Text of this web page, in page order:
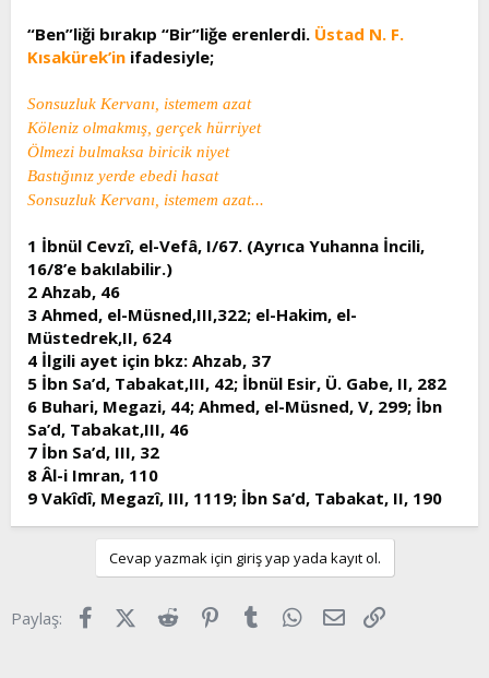
“Ben”liği bırakıp “Bir”liğe erenlerdi. Üstad N. F.
Kısakürek’in ifadesiyle;
Sonsuzluk Kervanı, istemem azat
Köleniz olmakmış, gerçek hürriyet
Ölmezi bulmaksa biricik niyet
Bastığınız yerde ebedi hasat
Sonsuzluk Kervanı, istemem azat...
1 İbnül Cevzî, el-Vefâ, I/67. (Ayrıca Yuhanna İncili,
16/8’e bakılabilir.)
2 Ahzab, 46
3 Ahmed, el-Müsned,III,322; el-Hakim, el-
Müstedrek,II, 624
4 İlgili ayet için bkz: Ahzab, 37
5 İbn Sa’d, Tabakat,III, 42; İbnül Esir, Ü. Gabe, II, 282
6 Buhari, Megazi, 44; Ahmed, el-Müsned, V, 299; İbn
Sa’d, Tabakat,III, 46
7 İbn Sa’d, III, 32
8 Âl-i Imran, 110
9 Vakîdî, Megazî, III, 1119; İbn Sa’d, Tabakat, II, 190
Cevap yazmak için giriş yap yada kayıt ol.
Paylaş: FacebookX (Twitter)
Reddit Pinterest
Tumblr WhatsApp
E-posta